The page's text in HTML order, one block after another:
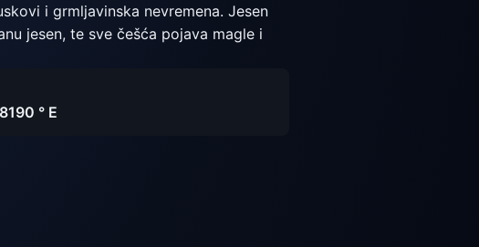
i grmljavinska nevremena. Jesen
jesen, te sve češća pojava magle i
° E